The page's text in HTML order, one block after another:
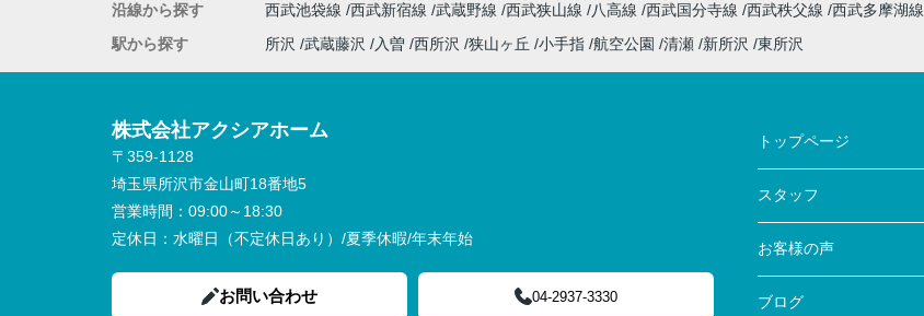
沿線から探す
西武池袋線 西武新宿線 武蔵野線 西武狭山線 八高線 西武国分寺線 西武秩父線 西武多摩湖線
駅から探す
所沢 武蔵藤沢 入曽 西所沢 狭山ヶ丘 小手指 航空公園 清瀬 新所沢 東所沢
株式会社アクシアホーム
〒359-1128
埼玉県所沢市金山町18番地5
営業時間： 09:00～18:30
定休日： 水曜日（不定休日あり）/夏季休暇/年末年始
お問い合わせ 04-2937-3330
トップページ
スタッフ
お客様の声
ブログ